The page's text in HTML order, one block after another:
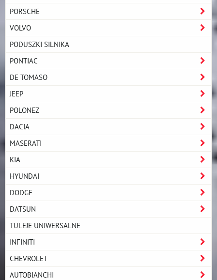
PORSCHE
VOLVO
PODUSZKI SILNIKA
PONTIAC
DE TOMASO
JEEP
POLONEZ
DACIA
MASERATI
KIA
HYUNDAI
DODGE
DATSUN
TULEJE UNIWERSALNE
INFINITI
CHEVROLET
AUTOBIANCHI